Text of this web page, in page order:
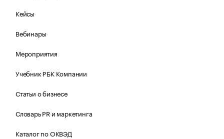
Кейсы
Вебинары
Мероприятия
Учебник РБК Компании
Статьи о бизнесе
Словарь PR и маркетинга
Каталог по ОКВЭД